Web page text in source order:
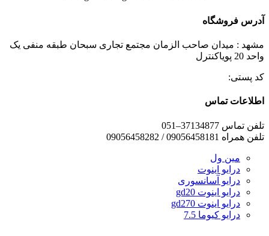
آدرس فروشگاه
مشهد : میدان صاحب الزمان مجتمع تجاری سبحان طبقه منفی یک
واحد 20 پویاکنترل
کد پستی:
اطلاعات تماس
تلفن تماس 37134877–051
تلفن همراه 09056458181 / 09056458282
مین ول
درایو اینوت
درایو آسانسوری
درایو اینوت gd20
درایو اینوت gd270
درایو کیوما 7.5